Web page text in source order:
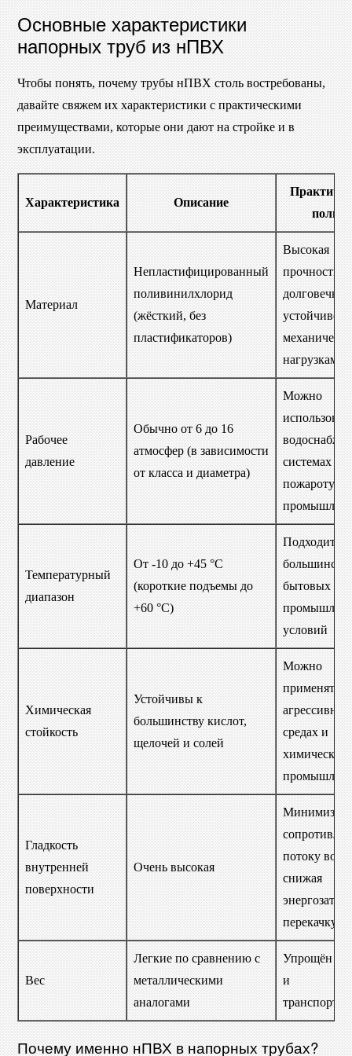
Основные характеристики
напорных труб из нПВХ
Чтобы понять, почему трубы нПВХ столь востребованы,
давайте свяжем их характеристики с практическими
преимуществами, которые они дают на стройке и в
эксплуатации.
Характеристика Описание
польза
Материал
Непластифицированный
поливинилхлорид
(жёсткий, без
пластификаторов)
Высокая
прочность и
нагрузкам
Рабочее
давление
Обычно от 6 до 16
атмосфер (в зависимости
от класса и диаметра)
Можно
системах
Температурный
диапазон
От -10 до +45 °C
(короткие подъемы до
+60 °C)
Подходит
бытовых и
условий
Химическая
стойкость
Устойчивы к
большинству кислот,
щелочей и солей
Можно
применять в
агрессивных
средах и
химической
Гладкость
внутренней
поверхности
Очень высокая
потоку
снижая
перекачку
Вес
Легкие по сравнению с
металлическими
аналогами
Упрощён
и
Почему именно нПВХ в напорных трубах?